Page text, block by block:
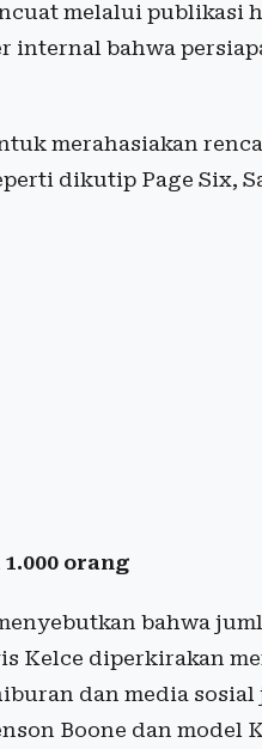
melalui publikasi
internal bahwa
merahasiakan
dikutip Page Six,
orang
bahwa
Kelce diperkirakan
dan media
Boone dan model